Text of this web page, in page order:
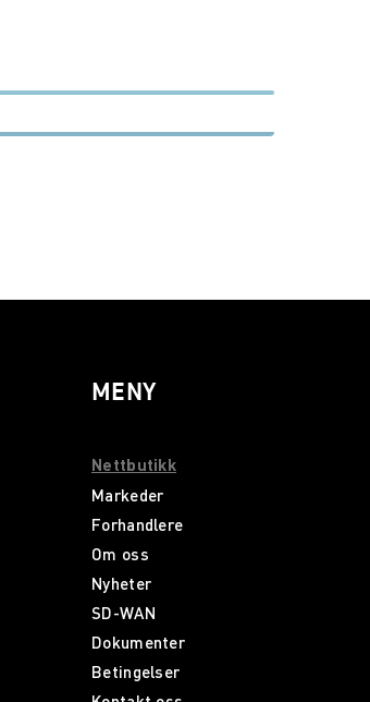
MENY
Nettbutikk
Markeder
Forhandlere
Om oss
Nyheter
SD-WAN
Dokumenter
Betingelser